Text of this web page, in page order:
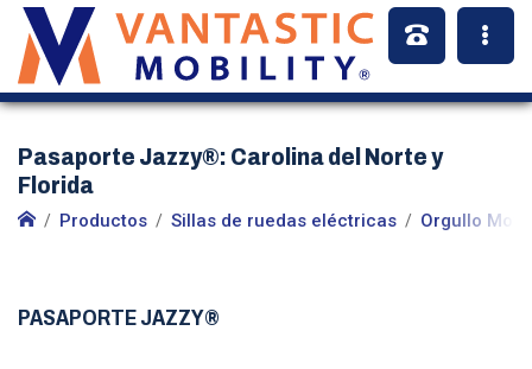
Pasaporte Jazzy®: Carolina del Norte y
Florida
Productos Sillas de ruedas eléctricas Orgullo
PASAPORTE JAZZY®